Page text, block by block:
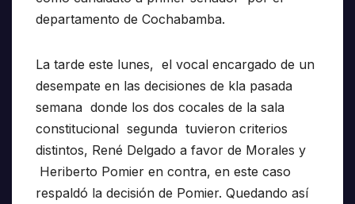
departamento de Cochabamba.
La tarde este lunes, el vocal encargado de un
desempate en las decisiones de kla pasada
semana donde los dos cocales de la sala
constitucional segunda tuvieron criterios
distintos, René Delgado a favor de Morales y
Heriberto Pomier en contra, en este caso
respaldó la decisión de Pomier. Quedando así